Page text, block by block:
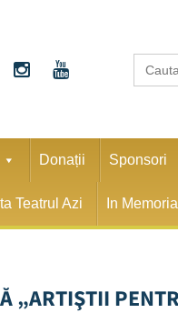
Search
for:
Donații Sponsori
Teatrul Azi In
„ARTIŞTII